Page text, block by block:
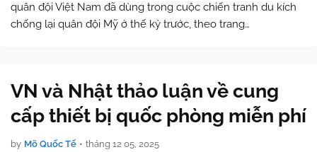
quân đội Việt Nam đã dùng trong cuộc chiến tranh du kích
chống lại quân đội Mỹ ở thế kỷ trước, theo trang
VN và Nhật thảo luận về cung
cấp thiết bị quốc phòng miễn phí
by Mõ Quốc Tế • tháng 12 05, 2025